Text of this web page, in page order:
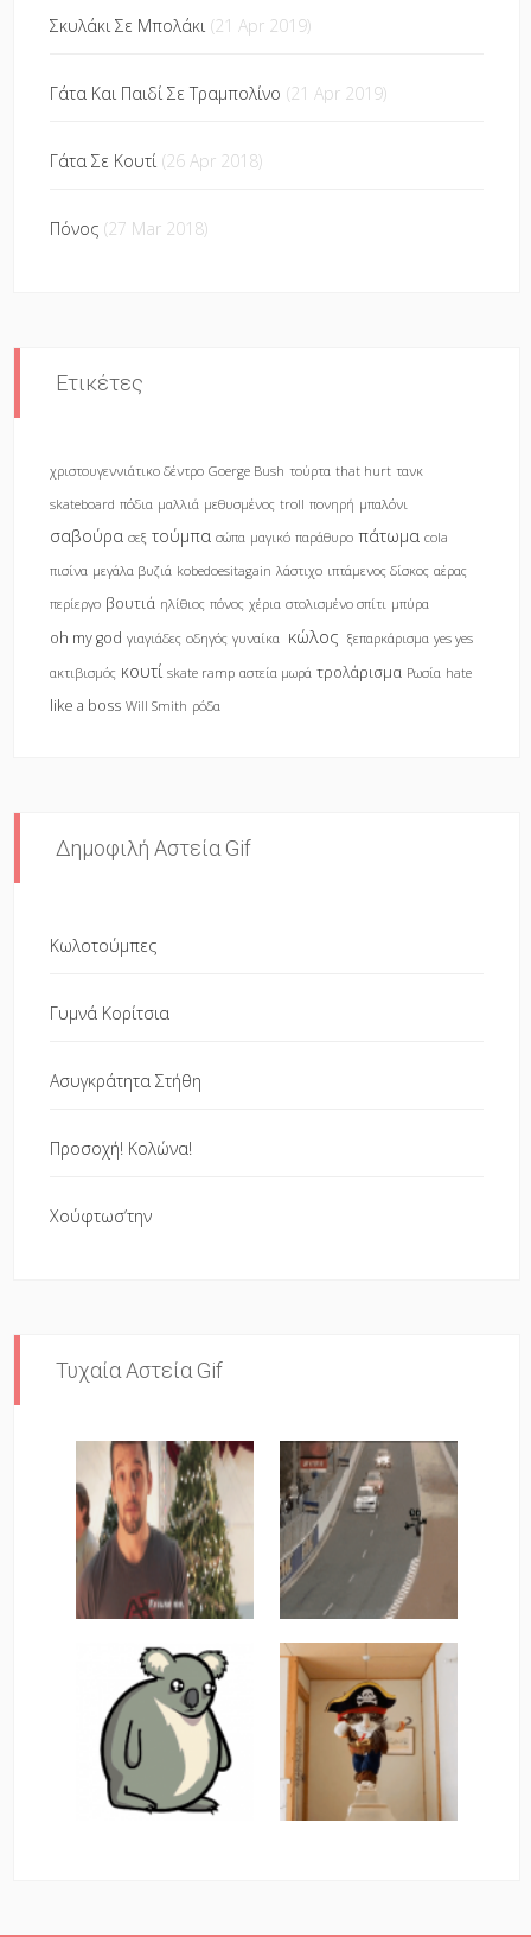
Σκυλάκι Σε Μπολάκι (21 Apr 2019)
Γάτα Και Παιδί Σε Τραμπολίνο (21 Apr 2019)
Γάτα Σε Κουτί (26 Apr 2018)
Πόνος (27 Mar 2018)
Ετικέτες
χριστουγεννιάτικο δέντρο Goerge Bush τούρτα that hurt τανκ
skateboard πόδια μαλλιά μεθυσμένος troll πονηρή μπαλόνι
σαβούρα σεξ τούμπα σώπα μαγικό παράθυρο πάτωμα cola
πισίνα μεγάλα βυζιά kobedoesitagain λάστιχο ιπτάμενος δίσκος αέρας
περίεργο βουτιά ηλίθιος πόνος χέρια στολισμένο σπίτι μπύρα
oh my god γιαγιάδες οδηγός γυναίκα κώλος ξεπαρκάρισμα yes yes
ακτιβισμός κουτί skate ramp αστεία μωρά τρολάρισμα Ρωσία hate
like a boss Will Smith ρόδα
Δημοφιλή Αστεία Gif
Κωλοτούμπες
Γυμνά Κορίτσια
Ασυγκράτητα Στήθη
Προσοχή! Κολώνα!
Χούφτωσ’την
Τυχαία Αστεία Gif